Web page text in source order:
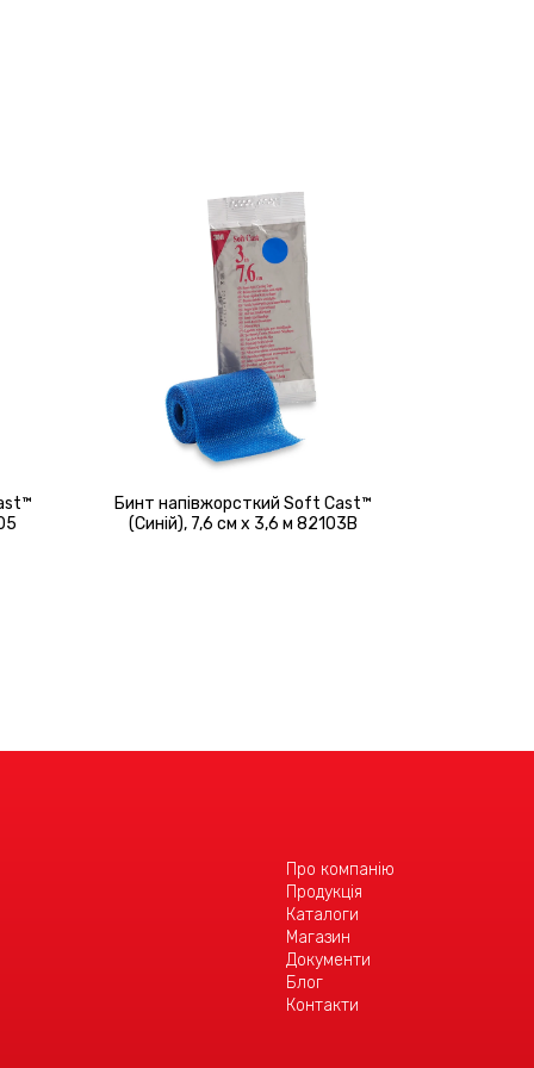
Бинт напівжорсткий Soft Cast™
(Синій), 7,6 см х 3,6 м 82103B
Про компанію
Продукція
Каталоги
Магазин
Документи
Блог
Контакти